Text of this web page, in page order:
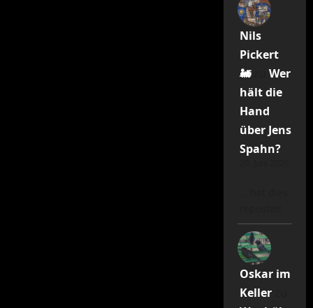
Nils
Pickert
🚂zu Wer
hält die
Hand
über Jens
Spahn?
Oskar im
Kellerzu